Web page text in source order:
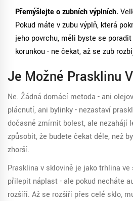
Přemýšlejte o zubních výplních.
Pokud máte v zubu výplň, která
jeho povrchu, měli byste se
korunkou - ne čekat, až se zub
Je Možné Prasklinu
Ne. Žádná domácí metoda - ani
plácnutí, ani bylinky - nezastaví
dočasně zmírnit bolest, ale nezahájí
způsobit, že budete čekat déle, než
zhorší.
Prasklina v sklovině je jako trhlina
přilepit náplast - ale pokud necháte
rozšíří. Až se rozšíří přes celé sklo,